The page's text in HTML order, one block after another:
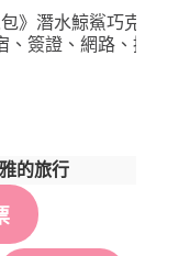
》潛水鯨鯊巧克
簽證、網路、換
的旅行